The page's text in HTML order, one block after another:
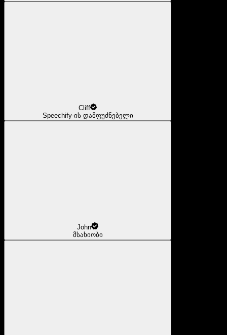
Cliff
Speechify-ის დამფუძნებელი
John
მსახიობი